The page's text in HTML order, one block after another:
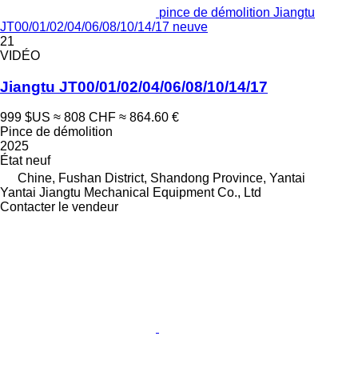
pince de démolition Jiangtu
JT00/01/02/04/06/08/10/14/17 neuve
21
VIDÉO
Jiangtu JT00/01/02/04/06/08/10/14/17
999 $US ≈ 808 CHF ≈ 864.60 €
Pince de démolition
2025
Étatneuf
Chine, Fushan District, Shandong Province, Yantai
Yantai Jiangtu Mechanical Equipment Co., Ltd
Contacter le vendeur